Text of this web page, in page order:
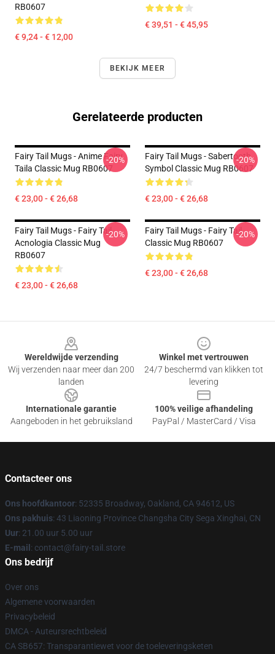
RB0607
€ 9,24 - € 12,00
€ 39,51 - € 45,95
BEKIJK MEER
Gerelateerde producten
Fairy Tail Mugs - Anime Fairy
Taila Classic Mug RB0607
€ 23,00 - € 26,68
-20%
Fairy Tail Mugs - Sabertooth
Symbol Classic Mug RB0607
€ 23,00 - € 26,68
-20%
Fairy Tail Mugs - Fairy Tail
Acnologia Classic Mug
RB0607
€ 23,00 - € 26,68
-20%
Fairy Tail Mugs - Fairy Tail
Classic Mug RB0607
€ 23,00 - € 26,68
-20%
Wereldwijde verzending
Wij verzenden naar meer dan 200
landen
Winkel met vertrouwen
24/7 beschermd van klikken tot
levering
Internationale garantie
Aangeboden in het gebruiksland
100% veilige afhandeling
PayPal / MasterCard / Visa
Contacteer ons
Ons hoofdkantoor: 52335 Broadway, Oakland, CA 94612, US
Ons pakhuis: 43 Liaoning Province Changsha City Sega Xinghai, CN
Uur: 21.00 uur 5.00 uur
E-mail : contact@fairy-tail.store
Ons bedrijf
Over ons
Algemene voorwaarden
Privacybeleid
DMCA - Auteursrechtbeleid
CA SB657: Transparantiewet voor de toeleveringsketen